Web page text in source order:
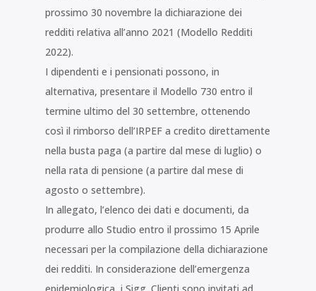
prossimo 30 novembre la dichiarazione dei
redditi relativa all’anno 2021 (Modello Redditi
2022).
I dipendenti e i pensionati possono, in
alternativa, presentare il Modello 730 entro il
termine ultimo del 30 settembre, ottenendo
così il rimborso dell’IRPEF a credito direttamente
nella busta paga (a partire dal mese di luglio) o
nella rata di pensione (a partire dal mese di
agosto o settembre).
In allegato, l’elenco dei dati e documenti, da
produrre allo Studio entro il prossimo 15 Aprile
necessari per la compilazione della dichiarazione
dei redditi. In considerazione dell’emergenza